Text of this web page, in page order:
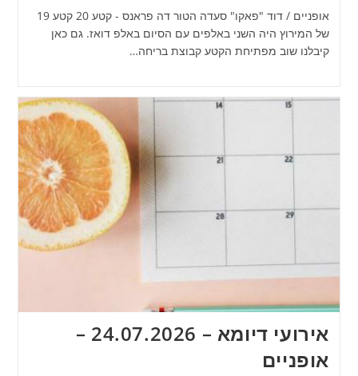
אופניים / דוד "פאקו" סעדה הטור דה פראנס - קטע 20 קטע 19
של המירוץ היה השני באלפים עם הסיום באלפ דואז. גם כאן
קיבלנו שוב מפתיחת הקטע קבוצת בריחה…
אירועי דיומא – 24.07.2026 –
אופניים